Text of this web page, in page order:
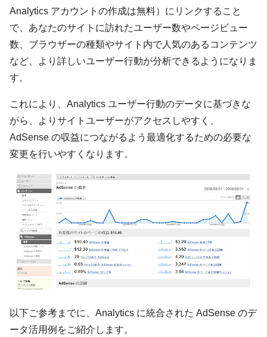
Analytics アカウント の作成は無料）にリンクすること
で、あなたのサイトに訪れたユーザー数やページビュー
数、ブラウザーの種類やサイト内で人気のあるコンテンツ
など、より詳しいユーザー行動が分析できるようになりま
す。
これにより、Analytics ユーザー行動のデータに基づきな
がら、よりサイトユーザーがアクセスしやすく、
AdSense の収益につながるよう最適化するための必要な
変更を行いやすくなります。
以下ご参考までに、Analytics に統合された AdSense のデ
ータ活用例をご紹介します。